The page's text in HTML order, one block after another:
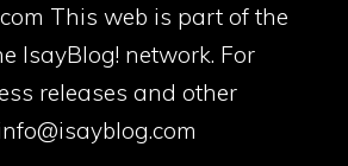
This web is part of the
IsayBlog! network. For
releases and other